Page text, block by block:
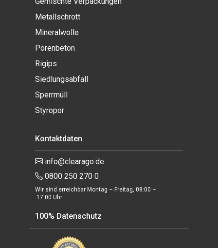
Metallschrott
Mineralwolle
Porenbeton
Rigips
Siedlungsabfall
Sperrmüll
Styropor
Kontaktdaten
info@clearago.de
0800 250 270 0
Wir sind erreichbar Montag – Freitag, 08:00 –
17:00 Uhr
100% Datenschutz